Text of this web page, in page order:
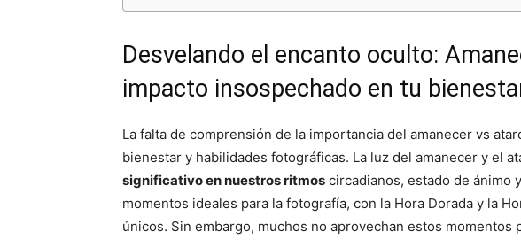
Desvelando el encanto oculto:
impacto insospechado en tu
La falta de comprensión de la importancia del amanecer vs
bienestar y habilidades fotográficas. La luz del amanecer y el
significativo en nuestros ritmos circadianos, estado de ánimo
momentos ideales para la fotografía, con la Hora Dorada y la
únicos. Sin embargo, muchos no aprovechan estos